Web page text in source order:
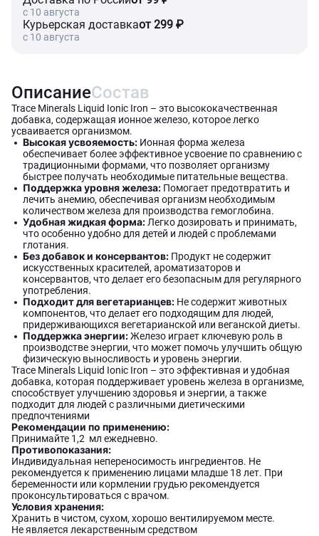
c 10 августа
Курьерская доставкаот 299 ₽
c 10 августа
ОписаниеСостав
Trace Minerals Liquid Ionic Iron – это высококачественная
добавка, содержащая ионное железо, которое легко
усваивается организмом.
Высокая усвояемость: Ионная форма железа
обеспечивает более эффективное усвоение по сравнению с
традиционными формами, что позволяет организму
быстрее получать необходимые питательные вещества.
Поддержка уровня железа: Помогает предотвратить и
лечить анемию, обеспечивая организм необходимым
количеством железа для производства гемоглобина.
Удобная жидкая форма: Легко дозировать и принимать,
что особенно удобно для детей и людей с проблемами
глотания.
Без добавок и консервантов: Продукт не содержит
искусственных красителей, ароматизаторов и
консервантов, что делает его безопасным для регулярного
употребления.
Подходит для вегетарианцев: Не содержит животных
компонентов, что делает его подходящим для людей,
придерживающихся вегетарианской или веганской диеты.
Поддержка энергии:Железо играет ключевую роль в
производстве энергии, что может помочь улучшить общую
физическую выносливость и уровень энергии.
Trace Minerals Liquid Ionic Iron – это эффективная и удобная
добавка, которая поддерживает уровень железа в организме,
способствует улучшению здоровья и энергии, а также
подходит для людей с различными диетическими
предпочтениями
Рекомендации по применению:
Принимайте 1,2 мл ежедневно.
Противопоказания:
Индивидуальная непереносимость ингредиентов. Не
рекомендуется к применению лицами младше 18 лет. При
беременности или кормлении грудью рекомендуется
проконсультироваться с врачом.
Условия хранения:
Хранить в чистом, сухом, хорошо вентилируемом месте.
Не является лекарственным средством